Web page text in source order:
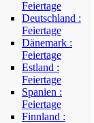
Feiertage
Deutschland :
Feiertage
Dänemark :
Feiertage
Estland :
Feiertage
Spanien :
Feiertage
Finnland :